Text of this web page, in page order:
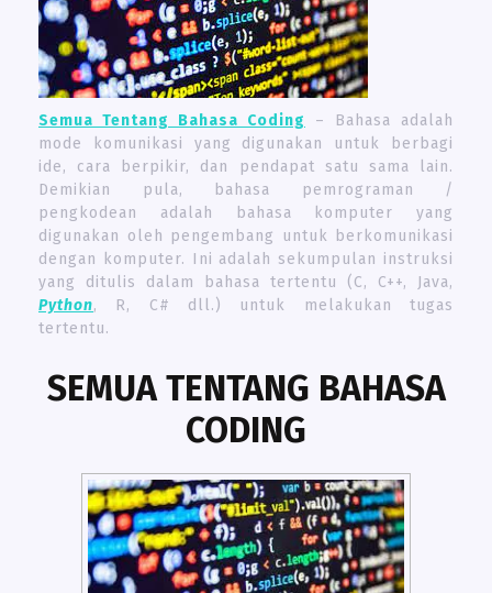
Semua Tentang Bahasa Coding
– Bahasa adalah
mode komunikasi yang digunakan untuk berbagi
ide, cara berpikir, dan pendapat satu sama lain.
Demikian pula, bahasa pemrograman /
pengkodean adalah bahasa komputer yang
digunakan oleh pengembang untuk berkomunikasi
dengan komputer. Ini adalah sekumpulan instruksi
yang ditulis dalam bahasa tertentu (C, C++, Java,
Python, R, C# dll.) untuk melakukan tugas
tertentu.
SEMUA TENTANG BAHASA
CODING